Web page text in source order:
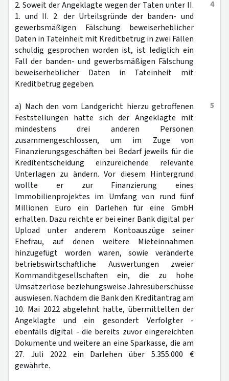
4
2. Soweit der Angeklagte wegen der Taten unter II.
1. und II. 2. der Urteilsgründe der banden- und
gewerbsmäßigen Fälschung beweiserheblicher
Daten in Tateinheit mit Kreditbetrug in zwei Fällen
schuldig gesprochen worden ist, ist lediglich ein
Fall der banden- und gewerbsmäßigen Fälschung
beweiserheblicher Daten in Tateinheit mit
Kreditbetrug gegeben.
5
a) Nach den vom Landgericht hierzu getroffenen
Feststellungen hatte sich der Angeklagte mit
mindestens drei anderen Personen
zusammengeschlossen, um im Zuge von
Finanzierungsgeschäften bei Bedarf jeweils für die
Kreditentscheidung einzureichende relevante
Unterlagen zu ändern. Vor diesem Hintergrund
wollte er zur Finanzierung eines
Immobilienprojektes im Umfang von rund fünf
Millionen Euro ein Darlehen für eine GmbH
erhalten. Dazu reichte er bei einer Bank digital per
Upload unter anderem Kontoauszüge seiner
Ehefrau, auf denen weitere Mieteinnahmen
hinzugefügt worden waren, sowie veränderte
betriebswirtschaftliche Auswertungen zweier
Kommanditgesellschaften ein, die zu hohe
Umsatzerlöse beziehungsweise Jahresüberschüsse
auswiesen. Nachdem die Bank den Kreditantrag am
10. Mai 2022 abgelehnt hatte, übermittelten der
Angeklagte und ein gesondert Verfolgter -
ebenfalls digital - die bereits zuvor eingereichten
Dokumente und weitere an eine Sparkasse, die am
27. Juli 2022 ein Darlehen über 5.355.000 €
gewährte.